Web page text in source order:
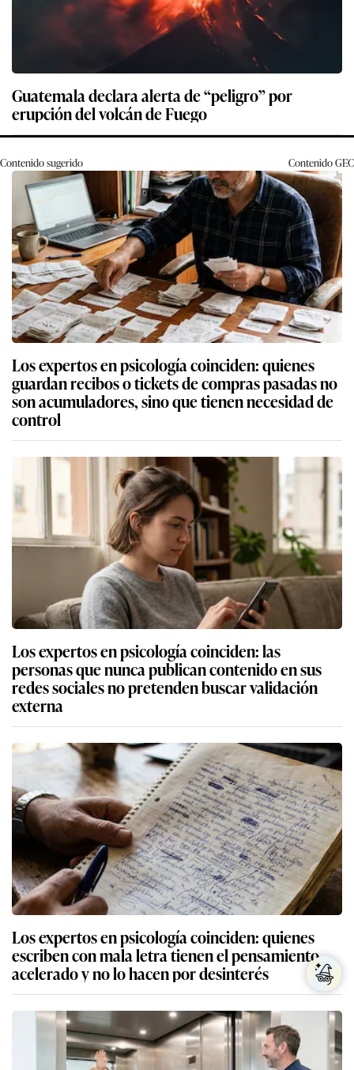
Guatemala declara alerta de “peligro” por
erupción del volcán de Fuego
Contenido sugerido ContenidoGEC
Los expertos en psicología coinciden: quienes
guardan recibos o tickets de compras pasadas no
son acumuladores, sino que tienen necesidad de
control
Los expertos en psicología coinciden: las
personas que nunca publican contenido en sus
redes sociales no pretenden buscar validación
externa
Los expertos en psicología coinciden: quienes
escriben con mala letra tienen el pensamiento
acelerado y no lo hacen por desinterés